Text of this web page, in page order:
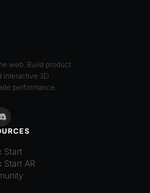
web. Build product
interactive 3D
performance.
Start
Start AR